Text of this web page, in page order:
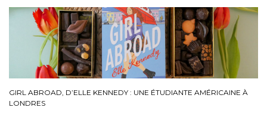
GIRL ABROAD, D’ELLE KENNEDY : UNE ÉTUDIANTE AMÉRICAINE À
LONDRES